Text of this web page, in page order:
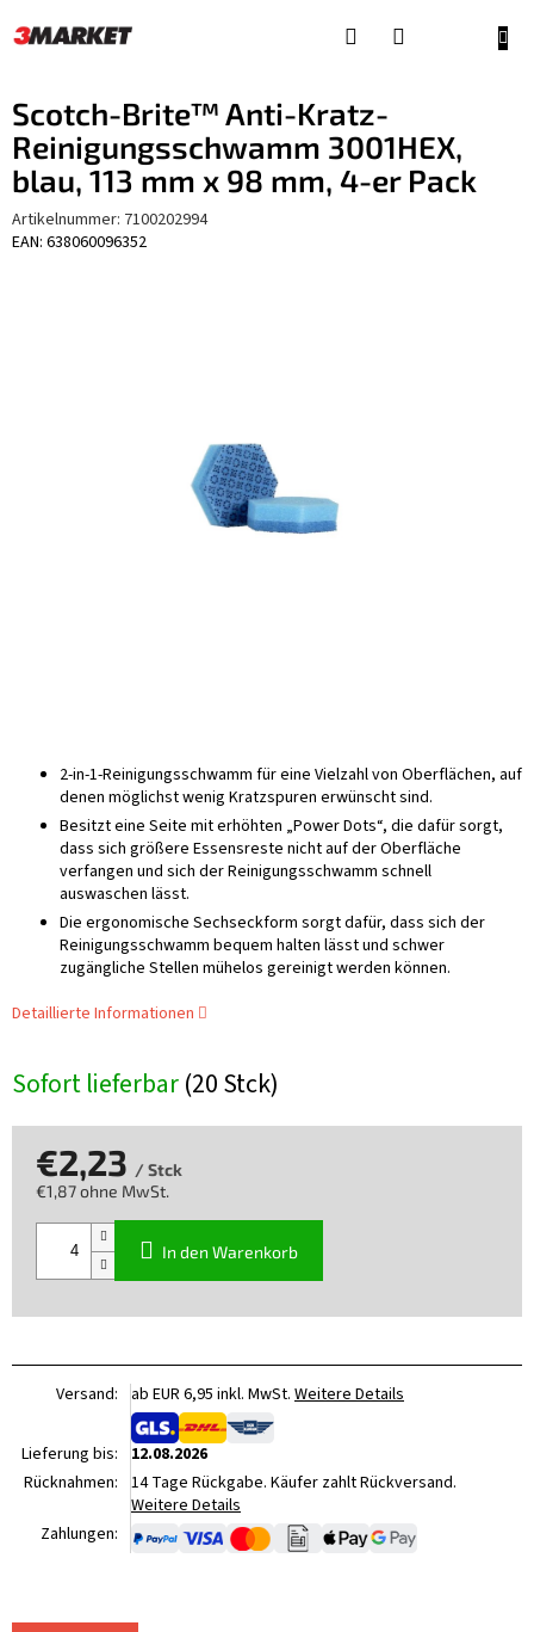
Inhalt
Scotch-Brite™ Anti-Kratz-
Reinigungsschwamm 3001HEX,
blau, 113 mm x 98 mm, 4-er Pack
Artikelnummer: 7100202994
EAN: 638060096352
Sofort lieferbar(20 Stck)
2-in-1-Reinigungsschwamm für eine Vielzahl von Oberflächen, auf
denen möglichst wenig Kratzspuren erwünscht sind.
Besitzt eine Seite mit erhöhten „Power Dots“, die dafür sorgt,
dass sich größere Essensreste nicht auf der Oberfläche
verfangen und sich der Reinigungsschwamm schnell
auswaschen lässt.
Die ergonomische Sechseckform sorgt dafür, dass sich der
Reinigungsschwamm bequem halten lässt und schwer
zugängliche Stellen mühelos gereinigt werden können.
Detaillierte Informationen
€2,23 / Stck
€1,87 ohne MwSt.
In den Warenkorb
Versand: ab EUR 6,95 inkl. MwSt. Weitere Details
Lieferung bis:
12.08.2026
Rücknahmen: 14 Tage Rückgabe. Käufer zahlt Rückversand.
Weitere Details
Zahlungen: